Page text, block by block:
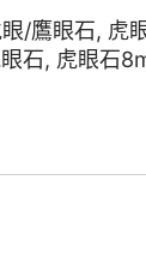
/鷹眼石, 虎
石, 虎眼石